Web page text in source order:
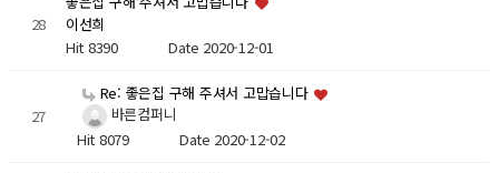
28
이선희
Hit 8390 Date 2020-12-01
27
Re: 좋은집 구해 주셔서 고맙습니다
바른컴퍼니
Hit 8079 Date 2020-12-02